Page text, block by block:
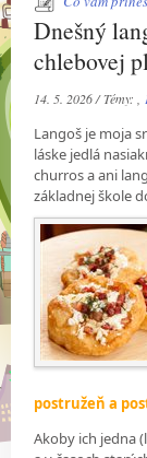
Dnešný
chlebovej
14. 5. 2026 / Témy: ,
Langoš je moja
láske jedlá
churros a ani
základnej škole
postružeň a
Akoby ich jedna